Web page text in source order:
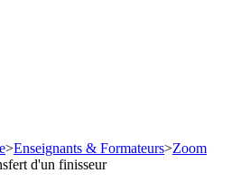
>Enseignants & Formateurs>Zoom
d'un finisseur